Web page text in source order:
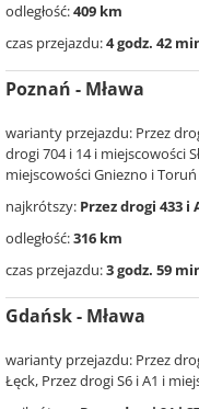
odległość:409 km
czas przejazdu:4 godz. 42
Poznań - Mława
warianty przejazdu: Przez
drogi 704 i 14 i miejscowości
miejscowości Gniezno i Toruń
najkrótszy: Przez drogi 433 i
odległość:316 km
czas przejazdu:3 godz. 59
Gdańsk - Mława
warianty przejazdu: Przez
Łęck, Przez drogi S6 i A1 i